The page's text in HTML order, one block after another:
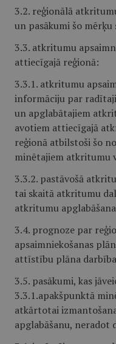
3.2. reģionālā
un pasākumi šo mērķu
3.3. atkritumu
attiecīgajā reģionā:
3.3.1. atkritumu
informāciju par
un apglabātajiem
avotiem attiecīgajā
reģionā atbilstoši šo
minētajiem atkritumu
3.3.2. pastāvošā
tai skaitā atkritumu
atkritumu
3.4. prognoze par
apsaimniekošanas
attīstību plāna
3.5. pasākumi, kas
3.3.1.apakšpunktā
atkārtotai
apglabāšanu, neradot